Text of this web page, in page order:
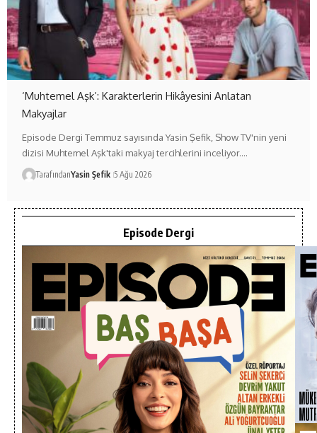
‘Muhtemel Aşk’: Karakterlerin Hikâyesini Anlatan
Makyajlar
Episode Dergi Temmuz sayısında Yasin Şefik, Show TV'nin yeni
dizisi Muhtemel Aşk'taki makyaj tercihlerini inceliyor.…
TarafındanYasin Şefik 5 Ağu 2026
Episode Dergi